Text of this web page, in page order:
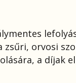
zsűri, orvosi
a díjak